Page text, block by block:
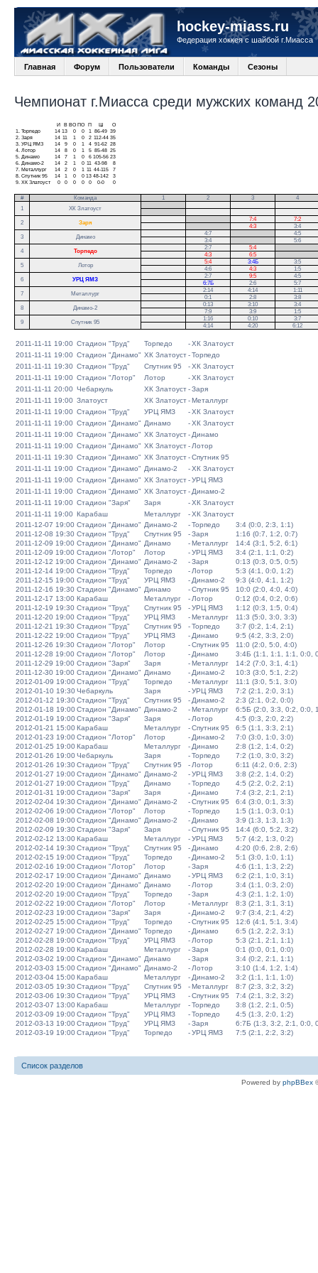
hockey-miass.ru
Федерация хоккея с шайбой г.Миасса
Главная Форум Пользователи Команды Сезоны
Чемпионат г.Миасса среди мужских команд
И В ВО ПО П
О
1.
Торпедо 14 13 0 0 1 86-49 39
2. Заря 14 11 1 0 2 112-44 35
3. УРЦ ЯМЗ 14 9 0 1 4 91-62 28
4. Лотор 14 8 0 1 5 85-48 25
5.
Динамо 14 7 1 0 6 105-56 23
6.
Динамо-2 14 2 1 0 11 43-98
8
7.
Металлург 14 2 0 1 11 44-115
7
8. Спутник 95 14 1 0 0 13 48-142
3
9. ХК Златоуст 0 0 0 0 0 0-0 0
# Команда 1 2 3
4
1
ХК Златоуст
2
Заря
7:4
7:2
4:3
3:4
3
Динамо
4:7
4:5
3:4
5:6
4
Торпедо
2:7 5:4
4:3
6:5
5
Лотор
5:4 3:4Б
3:5
4:6
4:3
1:5
6
УРЦ ЯМЗ
2:7 9:5
4:5
6:7Б
2:6
5:7
7
Металлург
2:14 4:14
1:11
0:1
2:8
3:8
8
Динамо-2
0:13 3:10
3:4
7:9
3:9
1:5
9
Спутник 95
1:16 0:10
3:7
4:14
4:20 6:12
2011-11-11 19:00 Стадион "Труд" Торпедо -ХК Златоуст
2011-11-11 19:00 Стадион "Динамо" ХК Златоуст-Торпедо
2011-11-11 19:30 Стадион "Труд" Спутник 95 -ХК Златоуст
2011-11-11 19:00 Стадион "Лотор" Лотор -ХК Златоуст
2011-11-11 20:00 Чебаркуль ХК Златоуст-Заря
2011-11-11 19:00 Златоуст ХК Златоуст-Металлург
2011-11-11 19:00 Стадион "Труд" УРЦ ЯМЗ -ХК Златоуст
2011-11-11 19:00 Стадион "Динамо" Динамо -ХК Златоуст
2011-11-11 19:00 Стадион "Динамо" ХК Златоуст- Динамо
2011-11-11 19:00 Стадион "Динамо" ХК Златоуст- Лотор
2011-11-11 19:30 Стадион "Динамо" ХК Златоуст-Спутник 95
2011-11-11 19:00 Стадион "Динамо" Динамо-2 -ХК Златоуст
2011-11-11 19:00 Стадион "Динамо" ХК Златоуст-УРЦ ЯМЗ
2011-11-11 19:00 Стадион "Динамо" ХК Златоуст- Динамо-2
2011-11-11 19:00 Стадион "Заря" Заря -ХК Златоуст
2011-11-11 19:00 Карабаш Металлург -ХК Златоуст
2011-12-07 19:00 Стадион "Динамо" Динамо-2 -Торпедо
3:4 (0:0, 2:3, 1:1)
2011-12-08 19:30 Стадион "Труд" Спутник 95 -Заря
1:16 (0:7, 1:2, 0:7)
2011-12-09 19:00 Стадион "Динамо" Динамо -Металлург
14:4 (3:1, 5:2, 6:1)
2011-12-09 19:00 Стадион "Лотор" Лотор -УРЦ ЯМЗ
3:4 (2:1, 1:1, 0:2)
2011-12-12 19:00 Стадион "Динамо" Динамо-2 -Заря
0:13 (0:3, 0:5, 0:5)
2011-12-14 19:00 Стадион "Труд" Торпедо - Лотор
5:3 (4:1, 0:0, 1:2)
2011-12-15 19:00 Стадион "Труд" УРЦ ЯМЗ - Динамо-2
9:3 (4:0, 4:1, 1:2)
2011-12-16 19:30 Стадион "Динамо" Динамо -Спутник 95
10:0 (2:0, 4:0, 4:0)
2011-12-17 13:00 Карабаш Металлург - Лотор
0:12 (0:4, 0:2, 0:6)
2011-12-19 19:30 Стадион "Труд" Спутник 95 -УРЦ ЯМЗ
1:12 (0:3, 1:5, 0:4)
2011-12-20 19:00 Стадион "Труд" УРЦ ЯМЗ -Металлург
11:3 (5:0, 3:0, 3:3)
2011-12-21 19:30 Стадион "Труд" Спутник 95 -Торпедо
3:7 (0:2, 1:4, 2:1)
2011-12-22 19:00 Стадион "Труд" УРЦ ЯМЗ - Динамо
9:5 (4:2, 3:3, 2:0)
2011-12-26 19:30 Стадион "Лотор" Лотор -Спутник 95
11:0 (2:0, 5:0, 4:0)
2011-12-28 19:00 Стадион "Лотор" Лотор - Динамо
3:4Б (1:1, 1:1, 1:1, 0:0,
2011-12-29 19:00 Стадион "Заря" Заря -Металлург
14:2 (7:0, 3:1, 4:1)
2011-12-30 19:00 Стадион "Динамо" Динамо - Динамо-2
10:3 (3:0, 5:1, 2:2)
2012-01-09 19:00Стадион "Труд" Торпедо -Металлург
11:1 (3:0, 5:1, 3:0)
2012-01-10 19:30Чебаркуль Заря -УРЦ ЯМЗ
7:2 (2:1, 2:0, 3:1)
2012-01-12 19:30Стадион "Труд" Спутник 95 - Динамо-2
2:3 (2:1, 0:2, 0:0)
2012-01-18 19:00Стадион "Динамо" Динамо-2 -Металлург
6:5Б (2:0, 3:3, 0:2, 0:0,
2012-01-19 19:00Стадион "Заря" Заря - Лотор
4:5 (0:3, 2:0, 2:2)
2012-01-21 15:00Карабаш Металлург -Спутник 95
6:5 (1:1, 3:3, 2:1)
2012-01-23 19:00Стадион "Лотор" Лотор - Динамо-2
7:0 (3:0, 1:0, 3:0)
2012-01-25 19:00Карабаш Металлург - Динамо
2:8 (1:2, 1:4, 0:2)
2012-01-26 19:00Чебаркуль Заря -Торпедо
7:2 (1:0, 3:0, 3:2)
2012-01-26 19:30Стадион "Труд" Спутник 95 - Лотор
6:11 (4:2, 0:6, 2:3)
2012-01-27 19:00Стадион "Динамо" Динамо-2 -УРЦ ЯМЗ
3:8 (2:2, 1:4, 0:2)
2012-01-27 19:00Стадион "Труд" Динамо -Торпедо
4:5 (2:2, 0:2, 2:1)
2012-01-31 19:00Стадион "Заря" Заря - Динамо
7:4 (3:2, 2:1, 2:1)
2012-02-04 19:30Стадион "Динамо" Динамо-2 -Спутник 95
6:4 (3:0, 0:1, 3:3)
2012-02-06 19:00Стадион "Лотор" Лотор -Торпедо
1:5 (1:1, 0:3, 0:1)
2012-02-08 19:00Стадион "Динамо" Динамо-2 - Динамо
3:9 (1:3, 1:3, 1:3)
2012-02-09 19:30Стадион "Заря" Заря -Спутник 95
14:4 (6:0, 5:2, 3:2)
2012-02-12 13:00Карабаш Металлург -УРЦ ЯМЗ
5:7 (4:2, 1:3, 0:2)
2012-02-14 19:30Стадион "Труд" Спутник 95 - Динамо
4:20 (0:6, 2:8, 2:6)
2012-02-15 19:00Стадион "Труд" Торпедо - Динамо-2
5:1 (3:0, 1:0, 1:1)
2012-02-16 19:00Стадион "Лотор" Лотор -Заря
4:6 (1:1, 1:3, 2:2)
2012-02-17 19:00Стадион "Динамо" Динамо -УРЦ ЯМЗ
6:2 (2:1, 1:0, 3:1)
2012-02-20 19:00Стадион "Динамо" Динамо - Лотор
3:4 (1:1, 0:3, 2:0)
2012-02-20 19:00Стадион "Труд" Торпедо -Заря
4:3 (2:1, 1:2, 1:0)
2012-02-22 19:00Стадион "Лотор" Лотор -Металлург
8:3 (2:1, 3:1, 3:1)
2012-02-23 19:00Стадион "Заря" Заря - Динамо-2
9:7 (3:4, 2:1, 4:2)
2012-02-25 15:00Стадион "Труд" Торпедо -Спутник 95
12:6 (4:1, 5:1, 3:4)
2012-02-27 19:00Стадион "Динамо" Торпедо - Динамо
6:5 (1:2, 2:2, 3:1)
2012-02-28 19:00Стадион "Труд" УРЦ ЯМЗ - Лотор
5:3 (2:1, 2:1, 1:1)
2012-02-28 19:00Карабаш Металлург -Заря
0:1 (0:0, 0:1, 0:0)
2012-03-02 19:00Стадион "Динамо" Динамо -Заря
3:4 (0:2, 2:1, 1:1)
2012-03-03 15:00Стадион "Динамо" Динамо-2 - Лотор
3:10 (1:4, 1:2, 1:4)
2012-03-04 15:00Карабаш Металлург - Динамо-2
3:2 (1:1, 1:1, 1:0)
2012-03-05 19:30Стадион "Труд" Спутник 95 -Металлург
8:7 (2:3, 3:2, 3:2)
2012-03-06 19:30Стадион "Труд" УРЦ ЯМЗ -Спутник 95
7:4 (2:1, 3:2, 3:2)
2012-03-07 13:00Карабаш Металлург -Торпедо
3:8 (1:2, 2:1, 0:5)
2012-03-09 19:00Стадион "Труд" УРЦ ЯМЗ -Торпедо
4:5 (1:3, 2:0, 1:2)
2012-03-13 19:00Стадион "Труд" УРЦ ЯМЗ -Заря
6:7Б (1:3, 3:2, 2:1, 0:0,
2012-03-19 19:00Стадион "Труд" Торпедо -УРЦ ЯМЗ 7:5 (2:1, 2:2, 3:2)
Список разделов
Powered by phpBBex